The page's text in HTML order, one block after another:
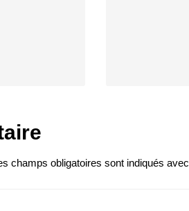
champs obligatoires sont indiqués avec